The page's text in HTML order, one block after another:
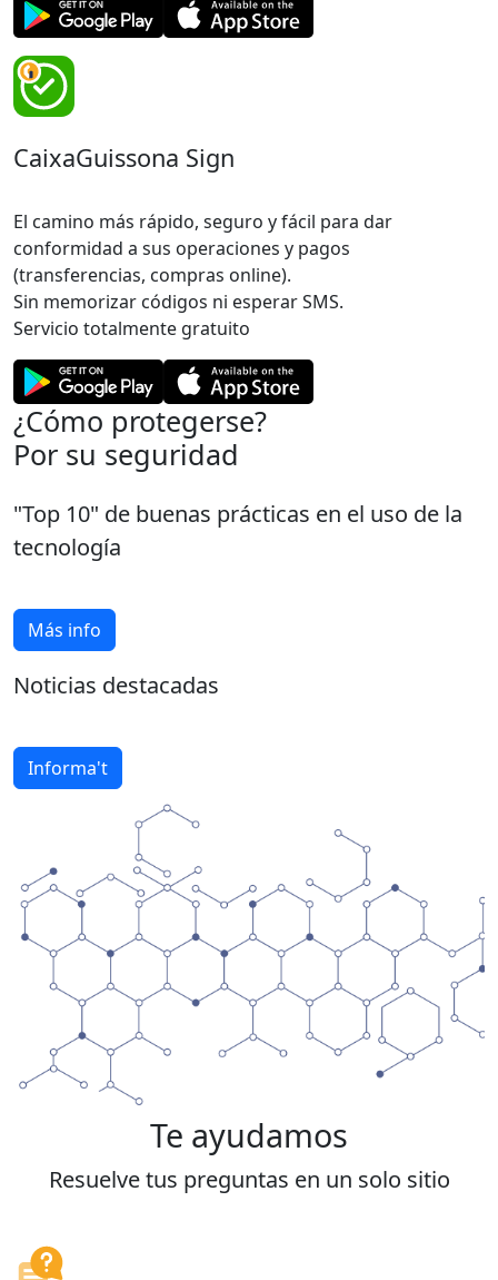
CaixaGuissona Sign
El camino más rápido, seguro y fácil para dar
conformidad a sus operaciones y pagos
(transferencias, compras online).
Sin memorizar códigos ni esperar SMS.
Servicio totalmente gratuito
¿Cómo protegerse?
Por su seguridad
"Top 10" de buenas prácticas en el uso de la
tecnología
Más info
Noticias destacadas
Informa't
Te ayudamos
Resuelve tus preguntas en un solo sitio